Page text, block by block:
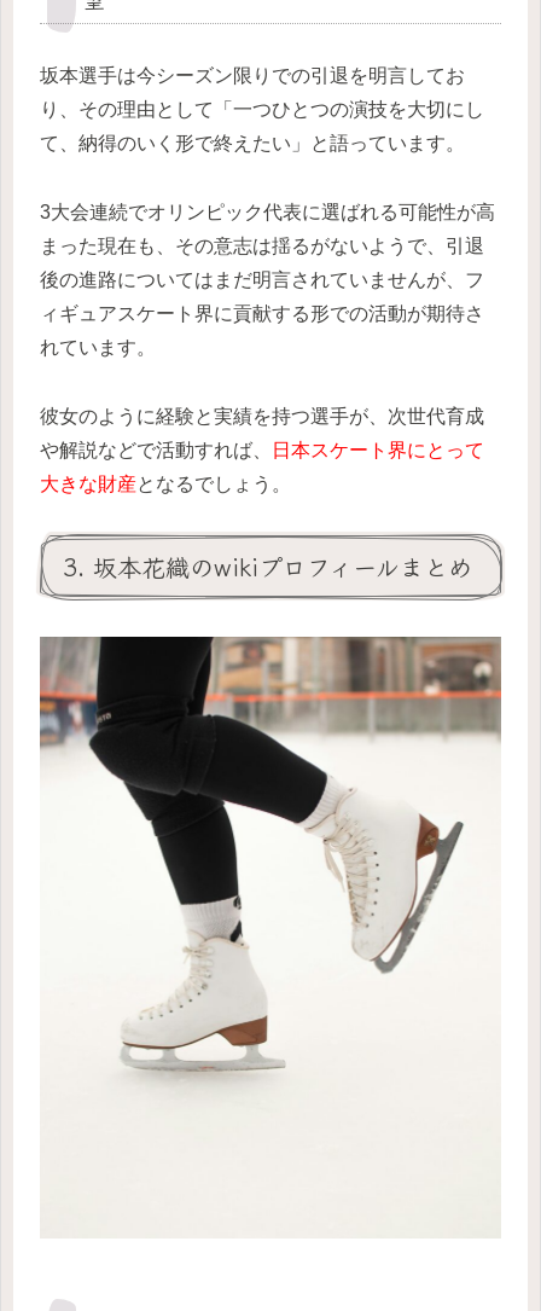
坂本選手は今シーズン限りでの引退を明言してお
り、その理由として「一つひとつの演技を大切にし
て、納得のいく形で終えたい」と語っています。
3大会連続でオリンピック代表に選ばれる可能性が高
まった現在も、その意志は揺るがないようで、引退
後の進路についてはまだ明言されていませんが、フ
ィギュアスケート界に貢献する形での活動が期待さ
れています。
彼女のように経験と実績を持つ選手が、次世代育成
や解説などで活動すれば、
日本スケート界にとって
大きな財産となるでしょう。
3. 坂本花織のwikiプロフィールまとめ